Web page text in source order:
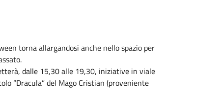
torna allargandosi anche nello spazio per
dalle 15,30 alle 19,30, iniziative in viale
“Dracula” del Mago Cristian (proveniente